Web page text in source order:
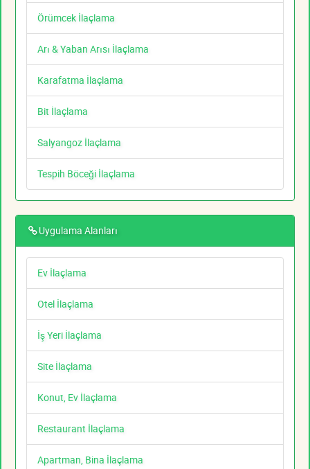
Örümcek İlaçlama
Arı & Yaban Arısı İlaçlama
Karafatma İlaçlama
Bit İlaçlama
Salyangoz İlaçlama
Tespih Böceği İlaçlama
Uygulama Alanları
Ev İlaçlama
Otel İlaçlama
İş Yeri İlaçlama
Site İlaçlama
Konut, Ev İlaçlama
Restaurant İlaçlama
Apartman, Bina İlaçlama